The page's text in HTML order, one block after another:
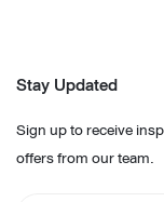
Stay Updated
Sign up to receive
offers from our team.